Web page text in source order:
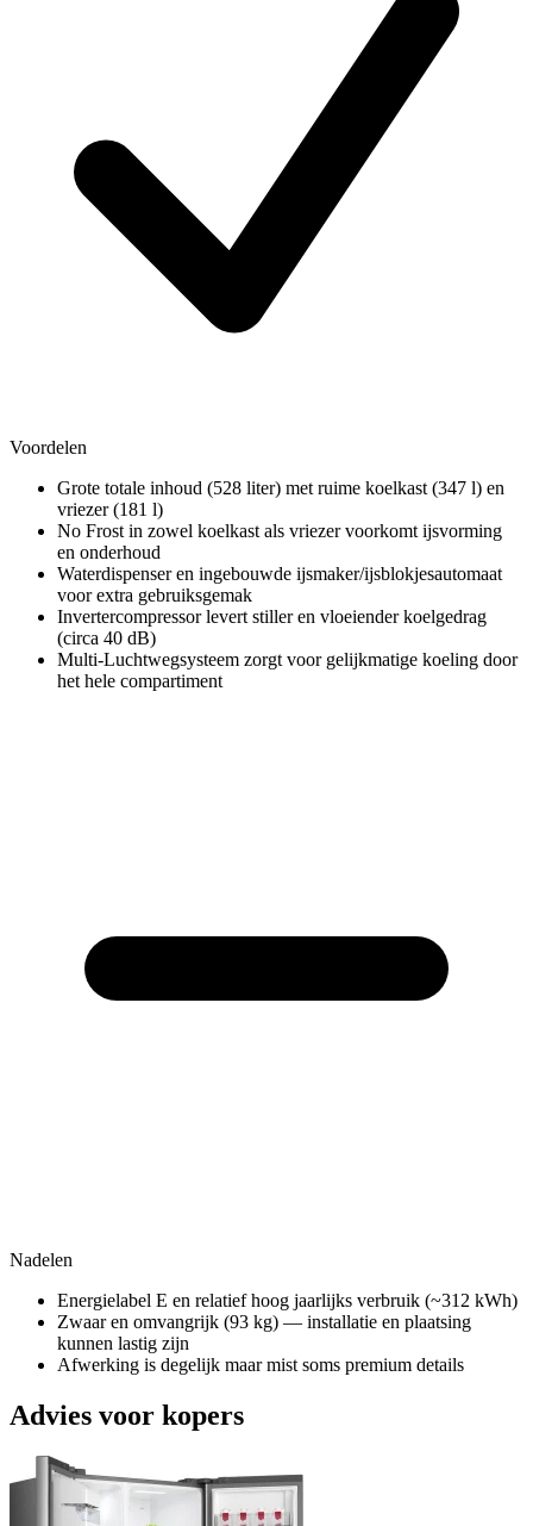
Voordelen
Grote totale inhoud (528 liter) met ruime koelkast (347 l) en
vriezer (181 l)
No Frost in zowel koelkast als vriezer voorkomt ijsvorming
en onderhoud
Waterdispenser en ingebouwde ijsmaker/ijsblokjesautomaat
voor extra gebruiksgemak
Invertercompressor levert stiller en vloeiender koelgedrag
(circa 40 dB)
Multi-Luchtwegsysteem zorgt voor gelijkmatige koeling door
het hele compartiment
Nadelen
Energielabel E en relatief hoog jaarlijks verbruik (~312 kWh)
Zwaar en omvangrijk (93 kg) — installatie en plaatsing
kunnen lastig zijn
Afwerking is degelijk maar mist soms premium details
Advies voor kopers